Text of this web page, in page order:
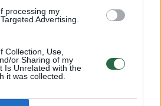
processing my
Advertising.
Collection, Use,
or Sharing of my
Is Unrelated with the
it was collected.
00:02:01
pasidalijo jautriais
Prunskienę